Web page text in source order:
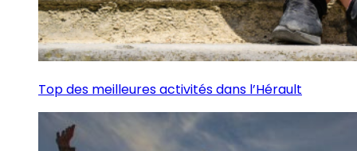
Top des meilleures activités dans l’Hérault